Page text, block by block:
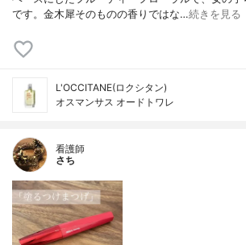
です。金木犀そのものの香りではな…続きを見る
L'OCCITANE(ロクシタン)
オスマンサス オードトワレ
看護師
さち